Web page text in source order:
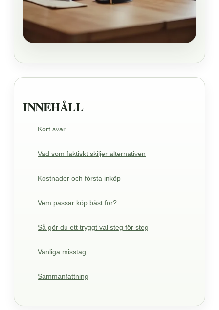
INNEHÅLL
Kort svar
Vad som faktiskt skiljer alternativen
Kostnader och första inköp
Vem passar köp bäst för?
Så gör du ett tryggt val steg för steg
Vanliga misstag
Sammanfattning